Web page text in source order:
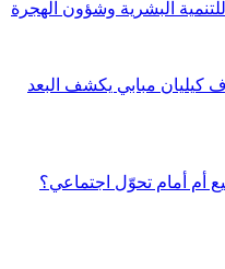
البشرية وشؤون الهجرة
مبابي يكشف البعد
أم أمام تحوّل اجتماعي؟